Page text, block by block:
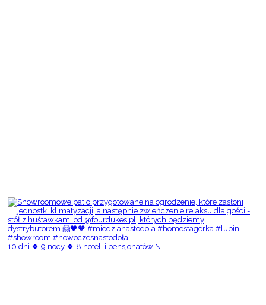
10 dni 🍀 9 nocy 🍀 8 hoteli i pensjonatów N